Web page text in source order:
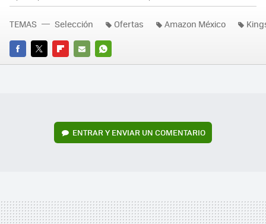
FACEBOOK
TWITTERFLIPBOARD
E-
WHATSAPP
TEMAS Selección Ofertas Amazon México
ENTRAR Y ENVIAR UN COMENTARIO